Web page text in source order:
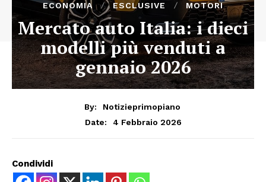
ECONOMIA ESCLUSIVE MOTORI
Mercato auto Italia: i dieci
modelli più venduti a
gennaio 2026
By:
Notizieprimopiano
Date:
4 Febbraio 2026
Condividi